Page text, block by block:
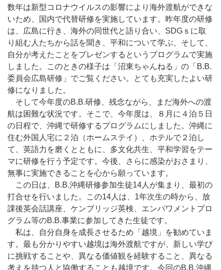
数年は新型コロナウイルスの影響により海外渡航ができな
いため、国内で代替研修を実施しています。昨年度の研修
は、広島に行き、海外の同世代と語り合い、SDGｓに取
り組む人たちから話を聞き、平和について学ぶ、そして、
自分が考えたことをプレゼンするというプログラムで実施
しました。このときの様子は「沼東ちゃんねる」の「B.B.
委員会広島研修」でご覧ください。とても充実したよい研
修になりました。
そして今年度のB.B.研修、残念ながら、まだ海外への渡
航は困難な状況です。そこで、今年度は、８月に４泊５日
の日程で、沖縄で研修するプログラムにしました。沖縄に
住む外国人宅に２泊（ホームステイ）、ホテルで２泊し
て、英語力を磨くとともに、多文化共生、平和学習をテー
マに研修を行う予定です。今後、さらに感染がおさまり、
無事に実施できることを心から願っています。
この日は、B.B.沖縄研修参加生徒14人が集まり、最初の
打合せを行いました。この14人は、1年次生の時から、放
課後英会話講座、ケンブリッジ英検、エンパワメントプロ
グラム等のB.B.事業に参加してきた生徒です。
私は、自分自身を成長させるため「越境」を勧めていま
す。最も分かりやすい越境は海外渡航ですが、新しい学び
に挑戦することや、異なる価値観を経験すること、異なる
考えを持つ人と協働することも越境です。今回のB.B.沖縄